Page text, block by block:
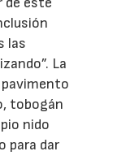
las
La
tobogán
nido
para dar